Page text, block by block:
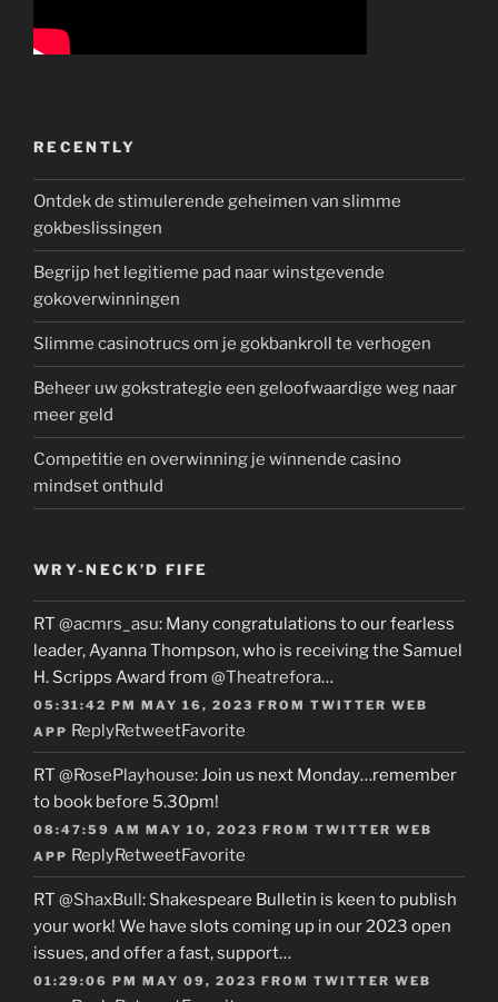
RECENTLY
Ontdek de stimulerende geheimen van slimme
gokbeslissingen
Begrijp het legitieme pad naar winstgevende
gokoverwinningen
Slimme casinotrucs om je gokbankroll te verhogen
Beheer uw gokstrategie een geloofwaardige weg naar
meer geld
Competitie en overwinning je winnende casino
mindset onthuld
WRY-NECK’D FIFE
RT @acmrs_asu: Many congratulations to our fearless
leader, Ayanna Thompson, who is receiving the Samuel
H. Scripps Award from @Theatrefora…
05:31:42 PM MAY 16, 2023 FROM TWITTER WEB
APP ReplyRetweetFavorite
RT @RosePlayhouse: Join us next Monday…remember
to book before 5.30pm!
08:47:59 AM MAY 10, 2023 FROM TWITTER WEB
APP ReplyRetweetFavorite
RT @ShaxBull: Shakespeare Bulletin is keen to publish
your work! We have slots coming up in our 2023 open
issues, and offer a fast, support…
01:29:06 PM MAY 09, 2023 FROM TWITTER WEB